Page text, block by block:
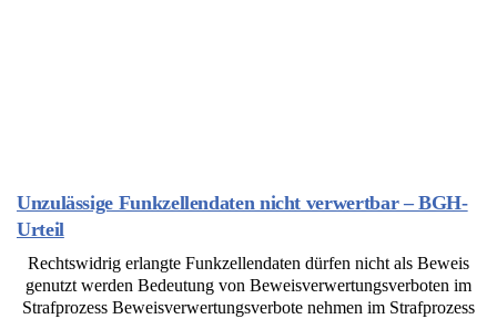
Unzulässige Funkzellendaten nicht verwertbar – BGH-
Urteil
Rechtswidrig erlangte Funkzellendaten dürfen nicht als Beweis
genutzt werden Bedeutung von Beweisverwertungsverboten im
Strafprozess Beweisverwertungsverbote nehmen im Strafprozess